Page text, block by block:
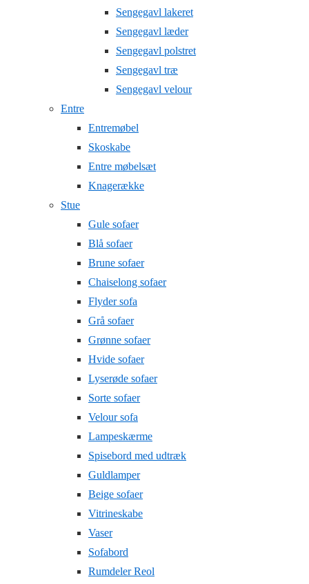
Sengegavl lakeret
Sengegavl læder
Sengegavl polstret
Sengegavl træ
Sengegavl velour
Entre
Entremøbel
Skoskabe
Entre møbelsæt
Knagerække
Stue
Gule sofaer
Blå sofaer
Brune sofaer
Chaiselong sofaer
Flyder sofa
Grå sofaer
Grønne sofaer
Hvide sofaer
Lyserøde sofaer
Sorte sofaer
Velour sofa
Lampeskærme
Spisebord med udtræk
Guldlamper
Beige sofaer
Vitrineskabe
Vaser
Sofabord
Rumdeler Reol